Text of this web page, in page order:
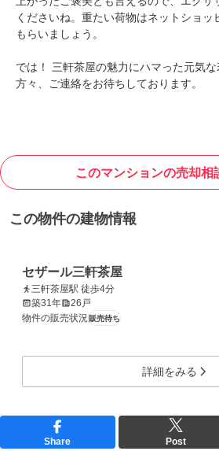
くださいね。重たい荷物はネットショ
もらいましょう。
では！ 三軒茶屋の魅力にハマった元気
方々、ご連絡をお待ちしております。
このマンションの売却相
この物件の建物情報
セザール三軒茶屋
三軒茶屋駅 徒歩4分
築31年
26戸
物件の販売状況販売待ち
詳細をみる
Share Post